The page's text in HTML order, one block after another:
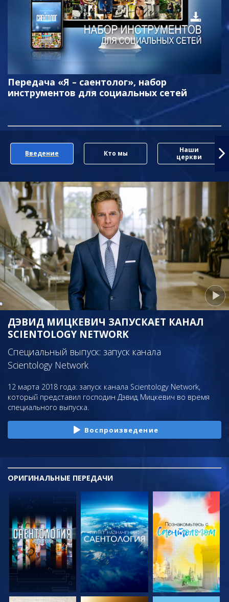
Передача «Я – саентолог», набор
инструментов для социальных сетей
Введение Кто мы
Наши
церкви
ДЭВИД МИЦКЕВИЧ ЗАПУСКАЕТ КАНАЛ
SCIENTOLOGY NETWORK
Специальный выпуск: запуск канала
Scientology Network
12 марта 2018 года: запуск канала Scientology Network,
который представил господин Дэвид Мицкевич во время
специального выпуска.
Воспроизведение
ОРИГИНАЛЬНЫЕ ПЕРЕДАЧИ